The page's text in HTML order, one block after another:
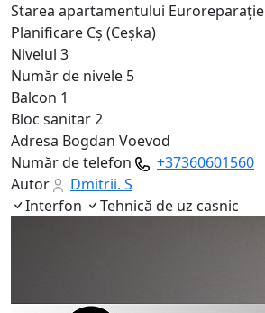
Starea apartamentului Euroreparație
Planificare Cş (Ceşka)
Nivelul 3
Număr de nivele 5
Balcon 1
Bloc sanitar2
Adresa Bogdan Voevod
Număr de telefon
+37360601560
Autor
Dmitrii. S
Interfon
Tehnică de uz casnic